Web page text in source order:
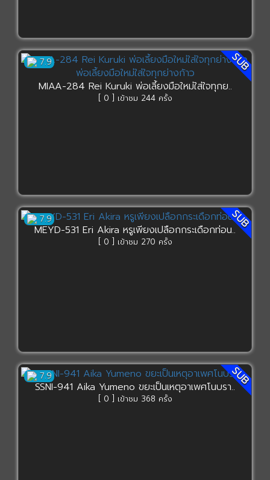
7.9 SUB
MIAA-284 Rei Kuruki พ่อเลี้ยงมือใหม่ใส่ใจทุกย..
[ 0 ] เข้าชม 244 ครั้ง
7.9 SUB
MEYD-531 Eri Akira หรูเพียงเปลือกกระเดือกท่อน..
[ 0 ] เข้าชม 270 ครั้ง
7.9 SUB
SSNI-941 Aika Yumeno ขยะเป็นเหตุอาเพศโนบรา..
[ 0 ] เข้าชม 368 ครั้ง